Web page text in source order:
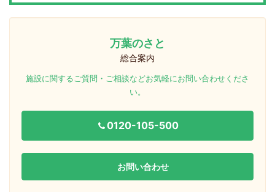
万葉のさと
総合案内
施設に関するご質問・ご相談などお気軽にお問い合わせくださ
い。
0120-105-500
お問い合わせ